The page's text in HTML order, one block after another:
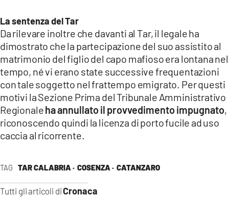
TAG TAR CALABRIA · COSENZA · CATANZARO
Tutti gli articoli diCronaca
La sentenza del Tar
Da rilevare inoltre che davanti al Tar, il legale ha
dimostrato che la partecipazione del suo assistito al
matrimonio del figlio del capo mafioso era lontana nel
tempo, né vi erano state successive frequentazioni
con tale soggetto nel frattempo emigrato. Per questi
motivi la Sezione Prima del Tribunale Amministrativo
Regionaleha annullato il provvedimento impugnato,
riconoscendo quindi la licenza di porto fucile ad uso
caccia al ricorrente.